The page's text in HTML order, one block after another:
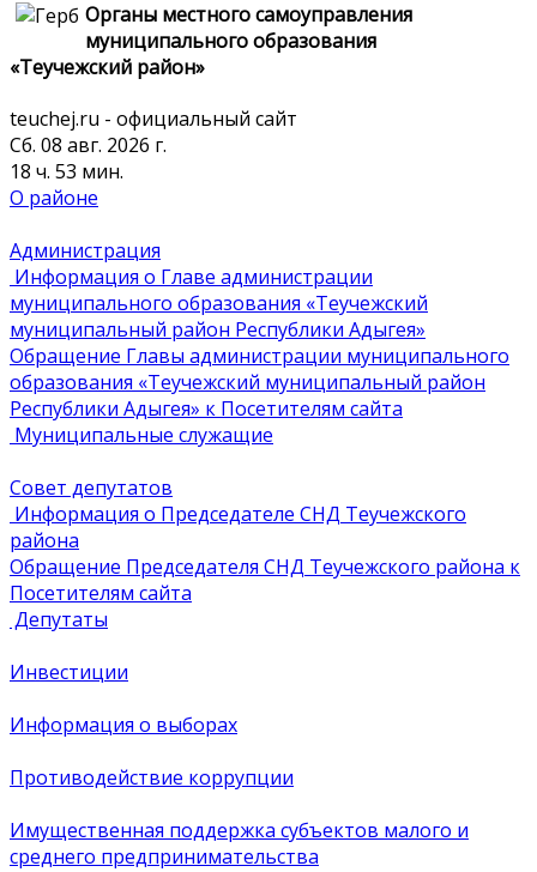
Органы местного самоуправления
муниципального образования
«Теучежский район»
teuchej.ru - официальный сайт
Сб. 08 авг. 2026 г.
18 ч. 53 мин.
О районе
Администрация
Информация о Главе администрации
муниципального образования «Теучежский
муниципальный район Республики Адыгея»
Обращение Главы администрации муниципального
образования «Теучежский муниципальный район
Республики Адыгея» к Посетителям сайта
Муниципальные служащие
Совет депутатов
Информация о Председателе СНД Теучежского
района
Обращение Председателя СНД Теучежского района к
Посетителям сайта
Депутаты
Инвестиции
Информация о выборах
Противодействие коррупции
Имущественная поддержка субъектов малого и
среднего предпринимательства